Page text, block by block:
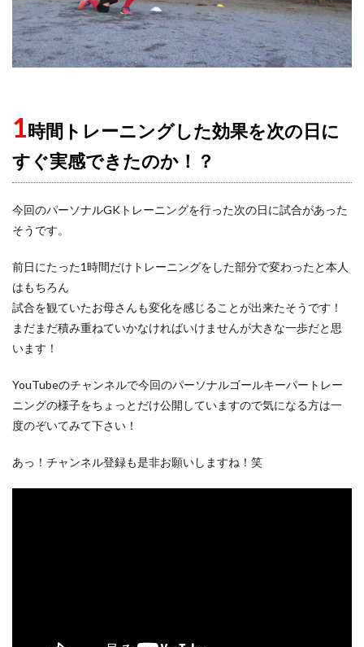
1時間トレーニングした効果を次の日に
すぐ実感できたのか！？
今回のパーソナルGKトレーニングを行った次の日に試合があった
そうです。
前日にたった1時間だけトレーニングをした部分で変わったと本人
はもちろん
試合を観ていたお母さんも変化を感じることが出来たそうです！
まだまだ積み重ねていかなければいけませんが大きな一歩だと思
います！
YouTubeのチャンネルで今回のパーソナルゴールキーパートレー
ニングの様子をちょっとだけ公開していますので気になる方は一
度のぞいてみて下さい！
あっ！チャンネル登録も是非お願いしますね！笑